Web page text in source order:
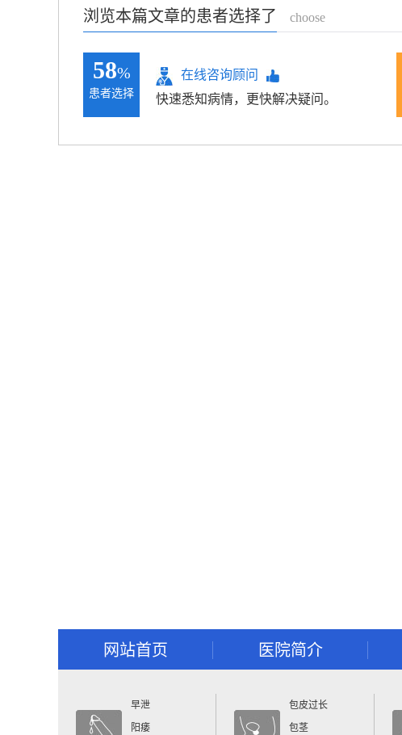
浏览本篇文章的患者选择了 choose
58%
患者选择
在线咨询顾问
快速悉知病情，更快解决疑问。
网站首页 医院简介
早泄
阳痿
包皮过长
包茎